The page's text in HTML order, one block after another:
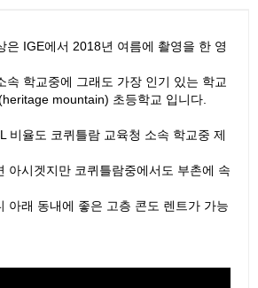
은 IGE에서 2018년 여름에 촬영을 한 영
속 학교중에 그래도 가장 인기 있는 학교
mountain) 초등학교 입니다.
비율도 코퀴틀람 교육청 소속 학교중 제
아시겟지만 코퀴틀람중에서도 부촌에 속
아래 동내에 좋은 고층 콘도 렌트가 가능